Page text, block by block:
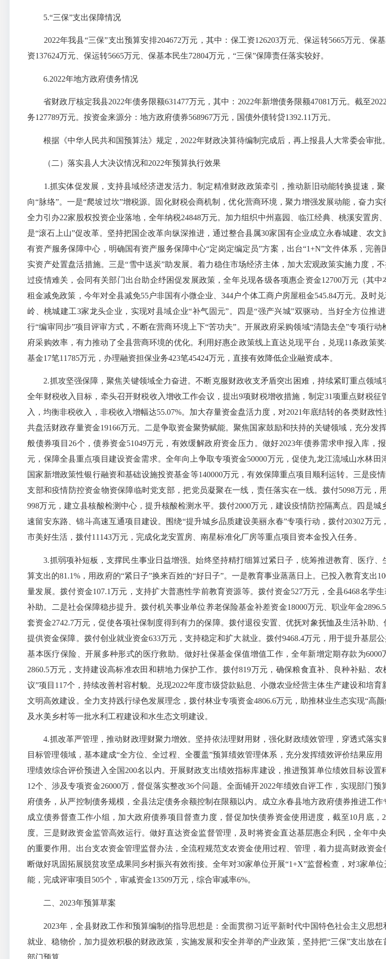
5.“三保”支出保障情况
2022年我县“三保”支出预算安排204672万元，其中：保工资126203万元、保运转5665万元、保
资137624万元、保运转5665万元、保基本民生72804万元，“三保”保障责任落实较好。
6.2022年地方政府债务情况
省财政厅核定我县2022年债务限额631477万元，其中：2022年新增债务限额47081万元。截至
务127789万元。按资金来源分：地方政府债券568967万元，国债外债转贷1392.11万元。
根据《中华人民共和国预算法》规定，2022年财政决算待编制完成后，再上报县人大常委会审批。
（二）落实县人大决议情况和2022年预算执行效果
1.抓实体促发展，支持县域经济迸发活力。制定精准财政政策牵引，推动新旧动能转换提速，
向“脉络”。一是“爬坡过坎”增税源。固化财税会商机制，优化营商环境，聚力增强发展动能，奋力
全力引办22家股权投资企业落地，全年纳税24848万元。加力组织中州嘉园、临江经典、桃溪安置
是“滚石上山”促改革。坚持把国企改革向纵深推进，通过整合县属30家国有企业成立永春城建、农
有资产服务保障中心，明确国有资产服务保障中心“定岗定编定员”方案，出台“1+N”文件体系，完
实资产处置盘活措施。三是“雪中送炭”助发展。着力稳住市场经济主体 ，加大宏观政策实施力度，
过疫情难关，会同有关部门出台助企纾困促发展政策，全年兑现各级各项惠企资金12700万元（其
租金减免政策，今年对全县减免55户非国有小微企业、344户个体工商户房屋租金545.84万元。及时
岭、桃城建工3家龙头企业，实现对县域企业“补气固元”。四是“强产兴城”双驱动。当好全方位
行“编审同步”项目评审方式，不断在营商环境上下“苦功夫”。开展政府采购领域“清隐去垒”专项行
府采购效率，有力推动了全县营商环境的优化。利用好惠企政策线上直达兑现平台，兑现11条政策
基金17笔11785万元，办理融资担保业务423笔45424万元，直接有效降低企业融资成本。
2.抓攻坚强保障，聚焦关键领域全力奋进。不断克服财政收支矛盾突出困难，持续紧盯重点领域
全年财税收入目标，牵头召开财税收入增收工作会议，提出9项财税增收措施，制定31项重点财税
入，均衡非税收入，非税收入增幅达55.07%。加大存量资金盘活力度，对2021年底结转的各类财政
共盘活财政存量资金19166万元。二是争取资金聚势赋能。聚焦国家鼓励和扶持的关键领域，充分
般债券项目26个，债券资金51049万元，有效缓解政府资金压力。做好2023年债券需求申报入库，
元，保障全县重点项目建设资金需求。全年向上争取专项资金50000万元，促使九龙江流域山水林
国家新增政策性银行融资和基础设施投资基金等140000万元，有效保障重点项目顺利运转。三是疫
支部和疫情防控资金物资保障临时党支部，把党员凝聚在一线，责任落实在一线。拨付5098万元
998万元，建立县核酸检测中心，提升核酸检测水平。拨付2000万元，建设疫情防控隔离点。四是
速留安东路、锦斗高速互通项目建设。围绕“提升城乡品质建设美丽永春”专项行动，拨付20302万
市美好生活，拨付11143万元，完成化龙安置房、南星标准化厂房等重点项目资本金投入任务。
3.抓弱项补短板，支撑民生事业日益增强。始终坚持精打细算过紧日子，统筹推进教育、医疗、
算支出的81.1%，用政府的“紧日子”换来百姓的“好日子”。一是教育事业蒸蒸日上。已投入教育支出
量发展。拨付资金107.1万元，支持扩大普惠性学前教育资源等。拨付资金527万元，全县6468名学
补助。二是社会保障稳步提升。拨付机关事业单位养老保险基金补差资金18000万元、职业年金
套资金2742.7万元，促使各项社保制度得到有力的保障。拨付退役安置、优抚对象抚恤及生活补助
提供资金保障。拨付创业就业资金633万元，支持稳定和扩大就业。拨付9468.4万元，用于提升基层
基本医疗保险、开展多种形式的 医疗救助。做好社保基金保值增值工作，全年新增定期存款为
2860.5万元，支持建设高标准农田和耕地力保护工作。拨付819万元，确保粮食直补、良种补贴、
议”项目117个，持续改善村容村貌。兑现2022年度市级贷款贴息、小微农业经营主体生产建设和培育
文明高效建设。全力支持践行绿色发展理念，拨付林业专项资金4806.6万元，助推林业生态实现“高
及水美乡村等一批水利工程建设和水生态文明建设。
4.抓改革严管理，推动财政理财聚力增效。坚持依法理财用财，强化财政绩效管理，穿透式落实
目标管理领域，基本建成“全方位、全过程、全覆盖”预算绩效管理体系，充分发挥绩效评价结果应
理绩效综合评价预进入全国200名以内。开展财政支出绩效指标库建设，推进预算单位绩效目标设
12个、涉及专项资金26000万，督促落实整改36个问题。全面铺开2022年绩效自评工作，实现部门
府债务，从严控制债务规模，全县法定债务余额控制在限额以内。成立永春县地方政府债券推进工
成立债券督查工作小组，加大政府债券项目督查力度，督促加快债券资金使用进度，截至10月底
度。三是财政资金监管高效运行。做好直达资金监督管理，及时将资金直达基层惠企利民，全年中
的重要作用。出台支农资金管理监督办法，全流程规范支农资金使用过程、管理，着力提高财政资
断做好巩固拓展脱贫攻坚成果同乡村振兴有效衔接。全年对30家单位开展“1+X”监督检查，对3家单
能，完成评审项目505个，审减资金13509万元，综合审减率6%。
二、2023年预算草案
2023年，全县财政工作和预算编制的指导思想是：全面贯彻习近平新时代中国特色社会主义思
就业、稳物价，加力提效积极的财政政策，实施发展和安全并举的产业政策，坚持把“三保”支出放
部门预算。